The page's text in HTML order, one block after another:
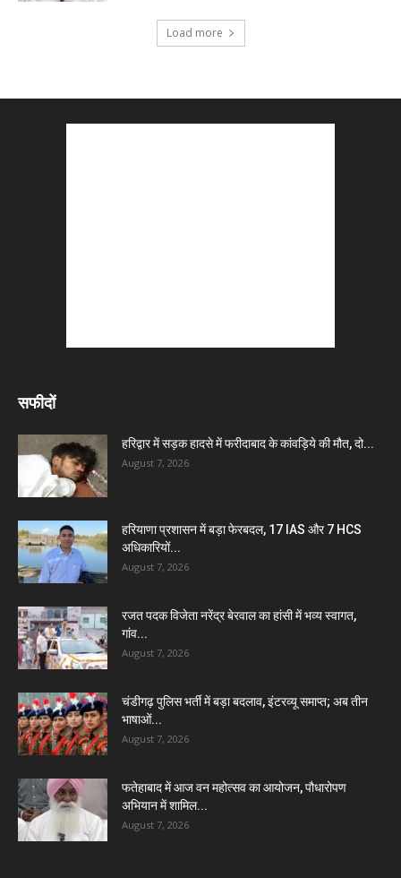
Load more
सफीदों
हरिद्वार में सड़क हादसे में फरीदाबाद के कांवड़िये की मौत, दो...
August 7, 2026
हरियाणा प्रशासन में बड़ा फेरबदल, 17 IAS और 7 HCS
अधिकारियों...
August 7, 2026
रजत पदक विजेता नरेंद्र बेरवाल का हांसी में भव्य स्वागत,
गांव...
August 7, 2026
चंडीगढ़ पुलिस भर्ती में बड़ा बदलाव, इंटरव्यू समाप्त; अब तीन
भाषाओं...
August 7, 2026
फतेहाबाद में आज वन महोत्सव का आयोजन, पौधारोपण
अभियान में शामिल...
August 7, 2026